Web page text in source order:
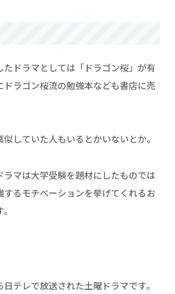
たドラマとしては「ドラゴン桜」が有
ドラゴン桜流の勉強本なども書店に売
していた人もいるとかいないとか。
ラマは大学受験を題材にしたものでは
するモチベーションを挙げてくれるお
テレで放送された土曜ドラマです。